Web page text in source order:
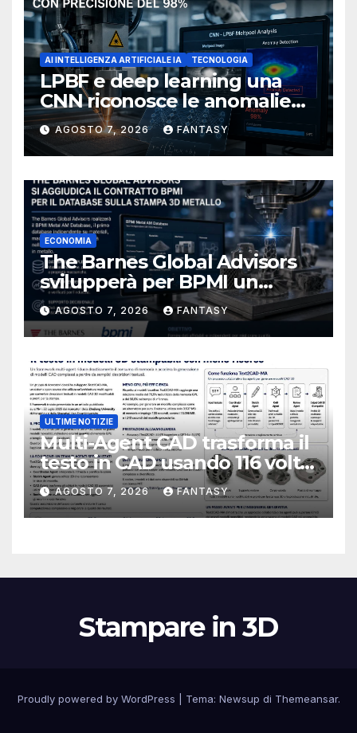
AI INTELLIGENZA ARTIFICIALE IA TECNOLOGIA
LPBF e deep learning una
CNN riconosce le anomalie
del bagno di fusione
AGOSTO 7, 2026 FANTASY
ECONOMIA
The Barnes Global Advisors
svilupperà per BPMI un
database per la stampa 3D
metallica destinata alla filiera
navale statunitense
AGOSTO 7, 2026 FANTASY
ULTIME NOTIZIE
Multi-Agent CAD trasforma il
testo in CAD usando 116 volte
meno token
AGOSTO 7, 2026 FANTASY
Stampare in 3D
Proudly powered by WordPress Tema: Newsup di Themeansar.